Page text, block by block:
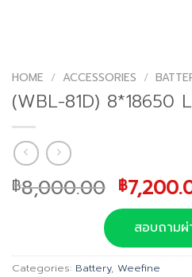
HOME / ACCESSORIES /
(WBL-81D) 8*18650
฿8,000.00 Original
price
was:
฿
฿
สอบถามผ่
Categories: Battery, Weefine